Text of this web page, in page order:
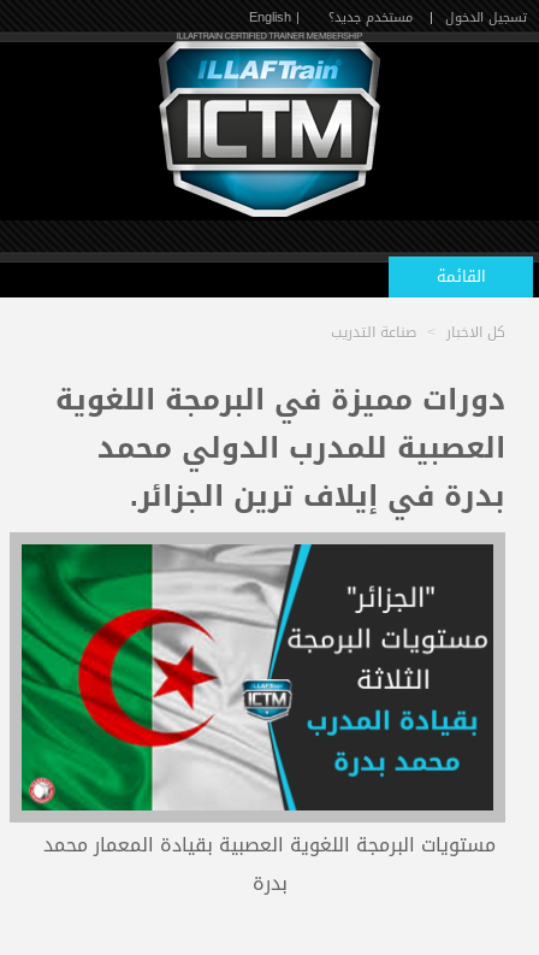
تسجيل الدخول | مستخدم جديد؟ | English
القائمة
الرئيسية
الدورات القادمة
المدربون
كل الاخبار > صناعة التدريب
دورات مميزة في البرمجة اللغوية
العصبية للمدرب الدولي محمد
بدرة في إيلاف ترين الجزائر.
مستويات البرمجة اللغوية العصبية بقيادة المعمار محمد
بدرة